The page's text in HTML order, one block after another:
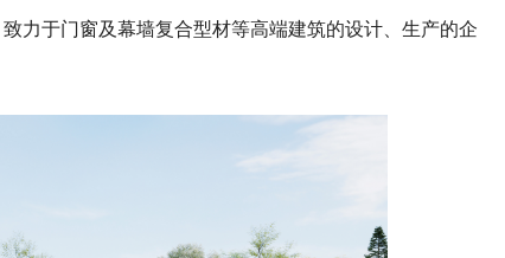
力于门窗及幕墙复合型材等高端建筑的设计、生产的企